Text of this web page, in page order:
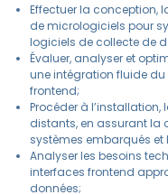
Effectuer la conception,
de micrologiciels pour
logiciels de collecte de
Évaluer, analyser et
une intégration fluide
frontend;
Procéder à
distants, en assurant la
systèmes embarqués
Analyser les besoins
interfaces frontend
données;